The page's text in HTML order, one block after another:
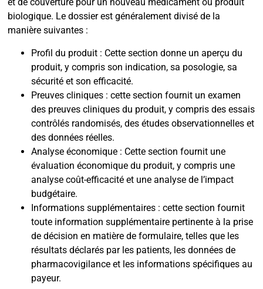
biologique. Le dossier est généralement divisé de la
manière suivantes :
Profil du produit : Cette section donne un aperçu du
produit, y compris son indication, sa posologie, sa
sécurité et son efficacité.
Preuves cliniques : cette section fournit un examen
des preuves cliniques du produit, y compris des essais
contrôlés randomisés, des études observationnelles et
des données réelles.
Analyse économique : Cette section fournit une
évaluation économique du produit, y compris une
analyse coût-efficacité et une analyse de l’impact
budgétaire.
Informations supplémentaires : cette section fournit
toute information supplémentaire pertinente à la prise
de décision en matière de formulaire, telles que les
résultats déclarés par les patients, les données de
pharmacovigilance et les informations spécifiques au
payeur.